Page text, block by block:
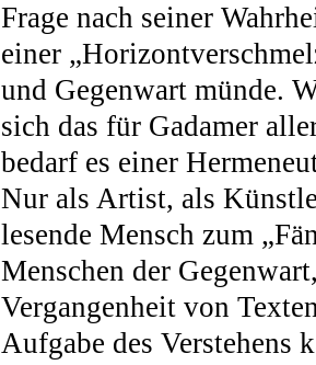
Frage nach seiner
einer
und Gegenwart münde.
sich das für Gadamer
bedarf es einer
Nur als Artist, als
lesende Mensch zum
Menschen der
Vergangenheit von
Aufgabe des Verstehens